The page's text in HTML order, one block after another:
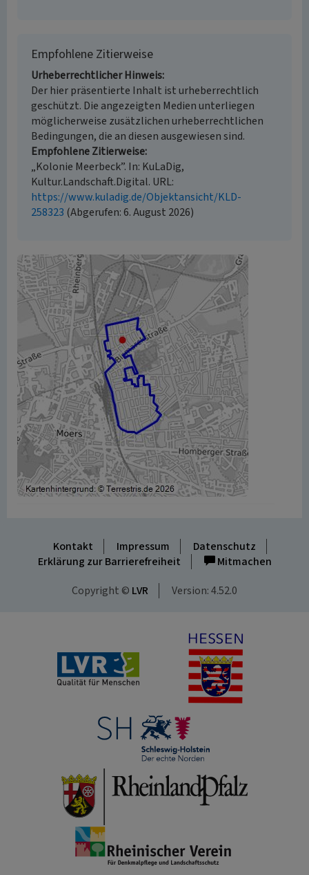
Empfohlene Zitierweise
Urheberrechtlicher Hinweis
Der hier präsentierte Inhalt ist urheberrechtlich
geschützt. Die angezeigten Medien unterliegen
möglicherweise zusätzlichen urheberrechtlichen
Bedingungen, die an diesen ausgewiesen sind.
Empfohlene Zitierweise
„Kolonie Meerbeck”. In: KuLaDig,
Kultur.Landschaft.Digital. URL:
https://www.kuladig.de/Objektansicht/KLD-
258323 (Abgerufen: 6. August 2026)
Kontakt Impressum
Datenschutz
Erklärung zur Barrierefreiheit
Mitmachen
Copyright © LVR Version: 4.52.0